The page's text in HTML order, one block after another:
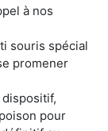
à nos
souris spécial
promener
pour